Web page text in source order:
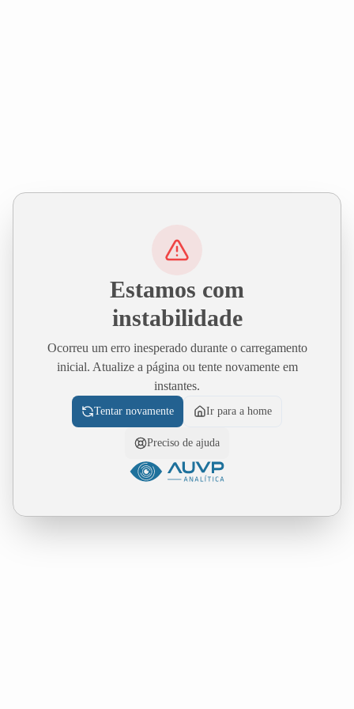
Estamos com
instabilidade
Ocorreu um erro inesperado durante o carregamento
inicial. Atualize a página ou tente novamente em
instantes.
Tentar novamente Ir para a home
Preciso de ajuda